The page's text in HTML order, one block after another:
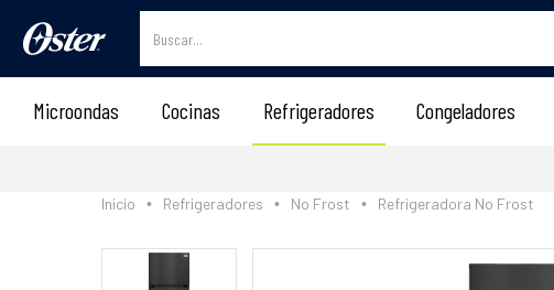
Microondas Cocinas Refrigeradores Congeladores
Inicio • Refrigeradores • No Frost • Refrigeradora No Frost